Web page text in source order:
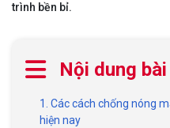
trình bền bỉ.
Nội dung
1. Các cách chống nóng
hiện nay